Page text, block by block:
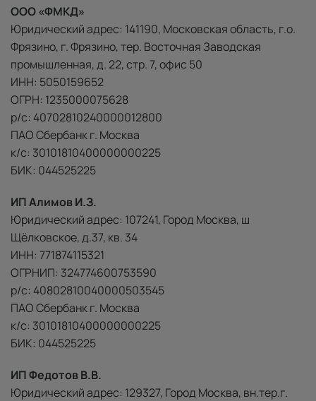
ООО «ФМКД»
Юридический адрес: 141190, Московская область, г.о.
Фрязино, г. Фрязино, тер. Восточная Заводская
промышленная, д. 22, стр. 7, офис 50
ИНН: 5050159652
ОГРН: 1235000075628
р/с: 40702810240000012800
ПАО Сбербанк г. Москва
к/с: 30101810400000000225
БИК: 044525225
ИП Алимов И.З.
Юридический адрес: 107241, Город Москва, ш
Щёлковское, д.37, кв. 34
ИНН: 771874115321
ОГРНИП: 324774600753590
р/с: 40802810040000503545
ПАО Сбербанк г. Москва
к/с: 30101810400000000225
БИК: 044525225
ИП Федотов В.В.
Юридический адрес: 129327, Город Москва, вн.тер.г.